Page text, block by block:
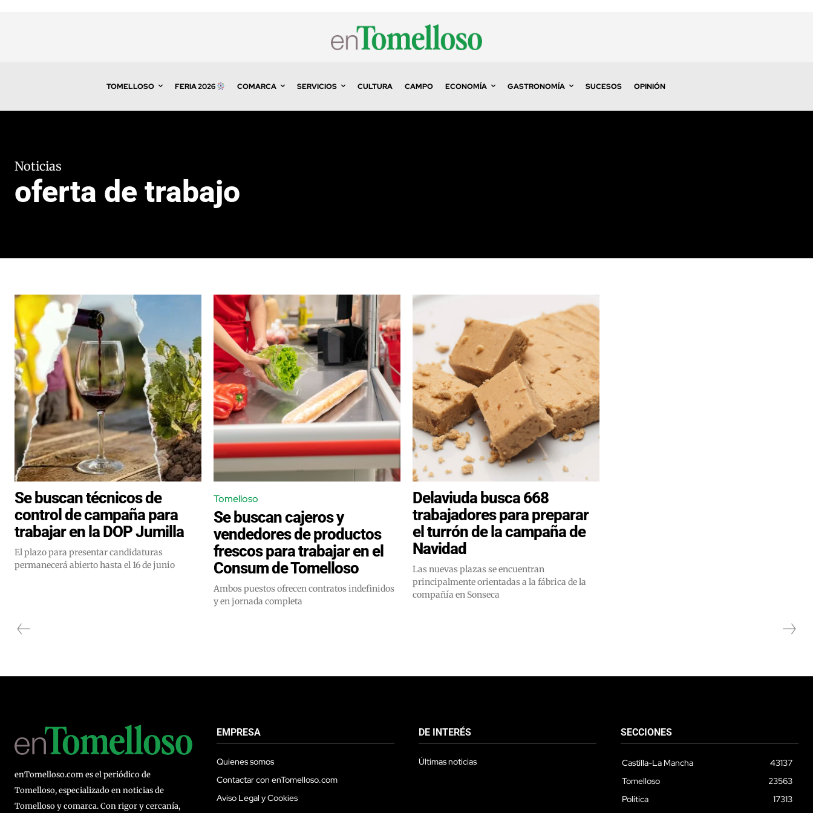
TOMELLOSO FERIA 2026 COMARCA SERVICIOS CULTURA CAMPO ECONOMÍA GASTRONOMÍA SUCESOS OPINIÓN
Noticias
oferta de trabajo
Se buscan técnicos de
control de campaña para
trabajar en la DOP Jumilla
El plazo para presentar candidaturas
permanecerá abierto hasta el 16 de junio
Tomelloso
Se buscan cajeros y
vendedores de productos
frescos para trabajar en el
Consum de Tomelloso
Ambos puestos ofrecen contratos indefinidos
y en jornada completa
Delaviuda busca 668
trabajadores para preparar
el turrón de la campaña de
Navidad
Las nuevas plazas se encuentran
principalmente orientadas a la fábrica de la
compañía en Sonseca
enTomelloso.com es el periódico de
Tomelloso, especializado en noticias de
Tomelloso y comarca. Con rigor y cercanía,
EMPRESA
Quienes somos
Contactar con enTomelloso.com
Aviso Legal y Cookies
DE INTERÉS
Últimas noticias
SECCIONES
Castilla-La Mancha
43137
Tomelloso
23563
Política
17313